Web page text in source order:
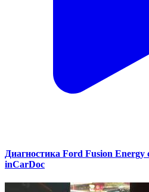
Диагностика Ford Fusion
inCarDoc